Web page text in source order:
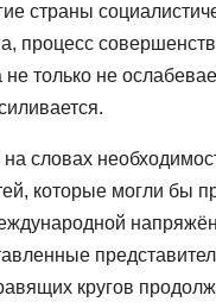
страны
процесс
только не
словах
которые могли бы
кругов